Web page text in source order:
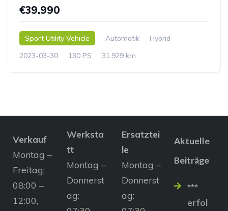
€39.990
Sport Utility Vehicle Automatik
Hybrid
2023-03-30
130 PS 31.929 km
Verkauf
Montag –
Freitag:
08:00 –
12:00,
Werksta
tt
Montag –
Donnerst
ag:
Ersatztei
le
Montag –
Donnerst
ag:
Aktuelle
Beiträge
***
erfol